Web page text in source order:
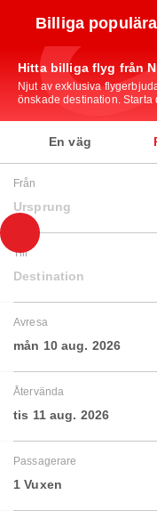
Billiga
Hitta billiga flyg från
Njut av exklusiva
önskade destination. Starta
En väg
Från
Ursprung
Till
Destination
Avresa
mån 10 aug. 2026
Återvända
tis 11 aug. 2026
Passagerare
1 Vuxen